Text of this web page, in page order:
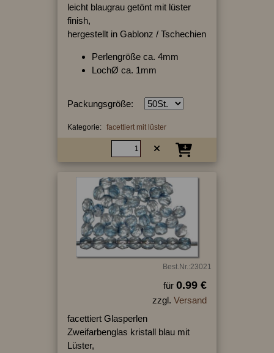
leicht blaugrau getönt mit lüster
finish,
hergestellt in Gablonz / Tschechien
Perlengröße ca. 4mm
LochØ ca. 1mm
Packungsgröße:
Kategorie: facettiert mit lüster
Best.Nr.:23021
für 0.99 €
zzgl. Versand
facettiert Glasperlen
Zweifarbenglas kristall blau mit
Lüster,